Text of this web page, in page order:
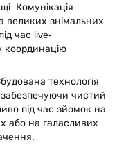
Комунікація
великих знімальних
час live-
координацію
технологія
чистий
під час зйомок на
або на галасливих